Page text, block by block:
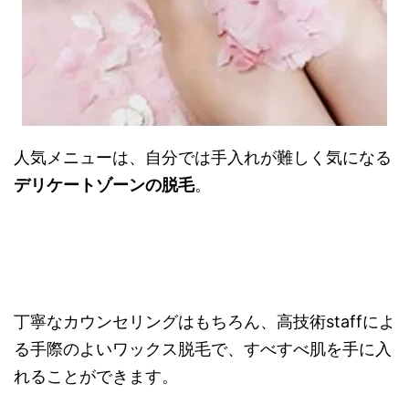
人気メニューは、自分では手入れが難しく気になる
デリケートゾーンの脱毛。
丁寧なカウンセリングはもちろん、高技術staffによ
る手際のよいワックス脱毛で、すべすべ肌を手に入
れることができます。